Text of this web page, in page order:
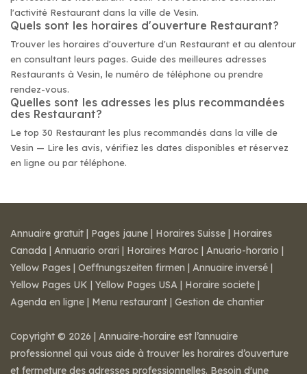
l'activité Restaurant dans la ville de Vesin.
Quels sont les horaires d'ouverture Restaurant?
Trouver les horaires d'ouverture d'un Restaurant et au alentour
en consultant leurs pages. Guide des meilleures adresses
Restaurants à Vesin, le numéro de téléphone ou prendre
rendez-vous.
Quelles sont les adresses les plus recommandées
des Restaurant?
Le top 30 Restaurant les plus recommandés dans la ville de
Vesin — Lire les avis, vérifiez les dates disponibles et réservez
en ligne ou par téléphone.
Annuaire gratuit | Pages jaune | Horaires Suisse | Horaires
Canada | Annuario orari | Horaires Maroc | Anuario-horario |
Yellow Pages | Oeffnungszeiten firmen | Annuaire inversé |
Yellow Pages UK | Yellow Pages USA | Horaire societe |
Agenda en ligne | Menu restaurant | Gestion de chantier
Copyright © 2026 | Annuaire-horaire est l’annuaire
professionnel qui vous aide à trouver les horaires d’ouverture
et fermeture des adresses professionnelles. Besoin d'une